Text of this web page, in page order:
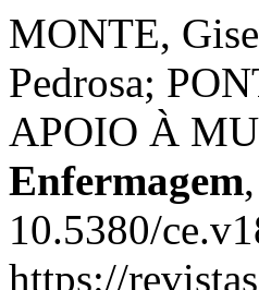
MONTE,
Pedrosa;
APOIO À
Enfermagem,
10.5380/
https://